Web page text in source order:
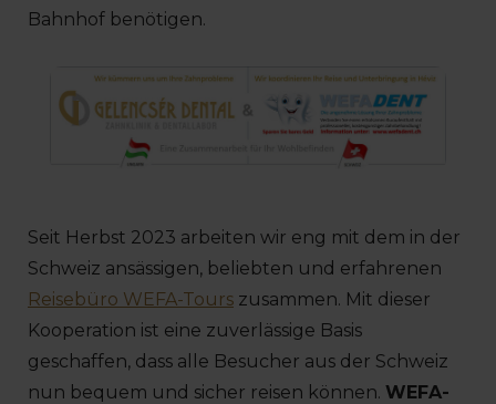
Bahnhof benötigen.
Seit Herbst 2023 arbeiten wir eng mit dem in der
Schweiz ansässigen, beliebten und erfahrenen
Reisebüro WEFA-Tours zusammen. Mit dieser
Kooperation ist eine zuverlässige Basis
geschaffen, dass alle Besucher aus der Schweiz
nun bequem und sicher reisen können. WEFA-